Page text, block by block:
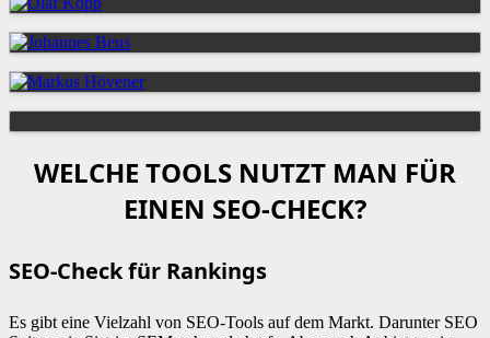
WELCHE TOOLS NUTZT MAN FÜR
EINEN SEO-CHECK?
SEO-Check für Rankings
Es gibt eine Vielzahl von SEO-Tools auf dem Markt. Darunter SEO